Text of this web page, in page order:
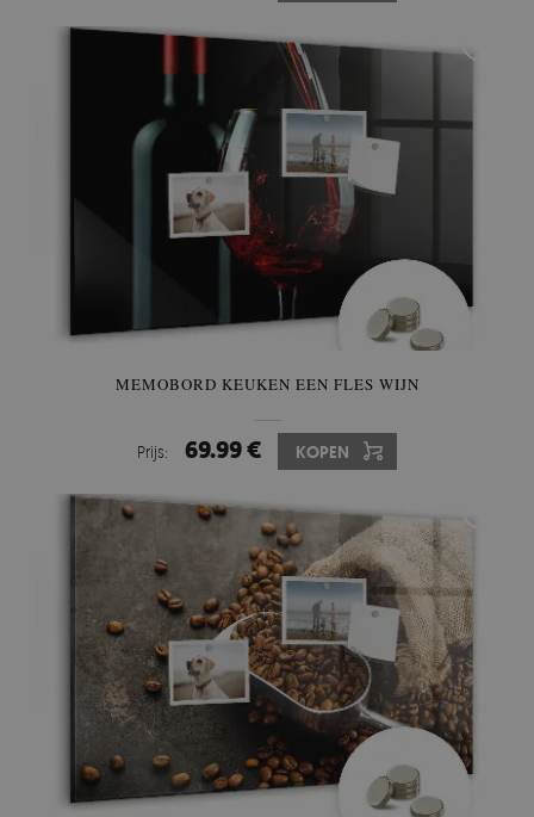
MEMOBORD KEUKEN EEN FLES WIJN
Prijs: 69.99 € KOPEN